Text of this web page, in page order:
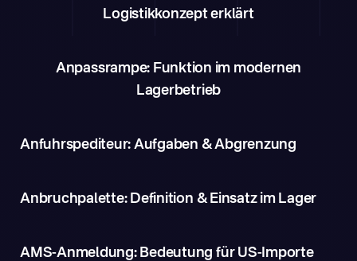
Logistikkonzept erklärt
Anpassrampe: Funktion im modernen
Lagerbetrieb
Anfuhrspediteur: Aufgaben & Abgrenzung
Anbruchpalette: Definition & Einsatz im Lager
AMS-Anmeldung: Bedeutung für US-Importe